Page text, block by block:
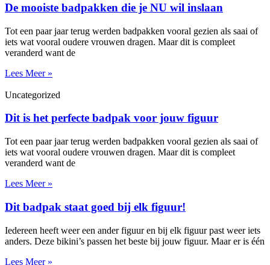
De mooiste badpakken die je NU wil inslaan
Tot een paar jaar terug werden badpakken vooral gezien als saai of
iets wat vooral oudere vrouwen dragen. Maar dit is compleet
veranderd want de
Lees Meer »
Uncategorized
Dit is het perfecte badpak voor jouw figuur
Tot een paar jaar terug werden badpakken vooral gezien als saai of
iets wat vooral oudere vrouwen dragen. Maar dit is compleet
veranderd want de
Lees Meer »
Dit badpak staat goed bij elk figuur!
Iedereen heeft weer een ander figuur en bij elk figuur past weer iets
anders. Deze bikini’s passen het beste bij jouw figuur. Maar er is één
Lees Meer »